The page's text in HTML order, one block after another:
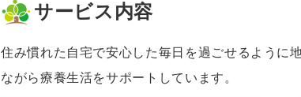
サービス内容
住み慣れた自宅で安心した毎日を過ごせるように
ながら療養生活をサポートしています。